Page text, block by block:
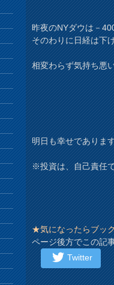
昨夜のNYダウは－
そのわりに日経は下
相変わらず気持ち悪
明日も幸せでありま
※投資は、自己責任
★気になったらブッ
ページ後方でこの記
Twitter